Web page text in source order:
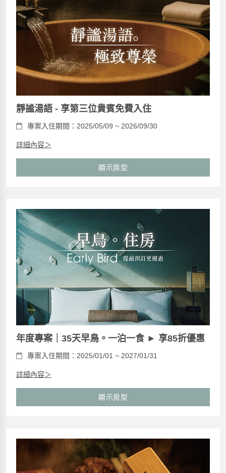
靜謐湯語 - 享第三位貴賓免費入住
專案入住期間：2025/05/09 ~ 2026/09/30
詳細內容＞
顯示房型
年度專案｜35天早鳥。一泊一食 ► 享85折優惠
專案入住期間：2025/01/01 ~ 2027/01/31
詳細內容＞
顯示房型